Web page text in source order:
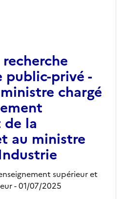
public-privé -
chargé
la
au ministre
supérieur et
- 01/07/2025